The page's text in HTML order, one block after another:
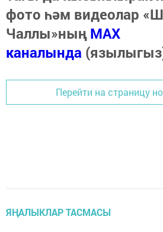
фото һәм видеолар
Чаллы»ныңMAX
каналында
Перейти на страницу
ЯҢАЛЫКЛАР ТАСМАСЫ